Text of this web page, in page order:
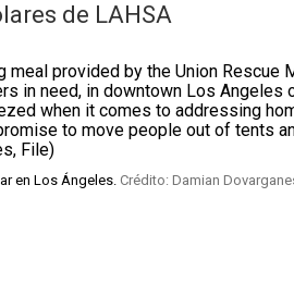
de LAHSA
en Los Ángeles. Crédito: Damian